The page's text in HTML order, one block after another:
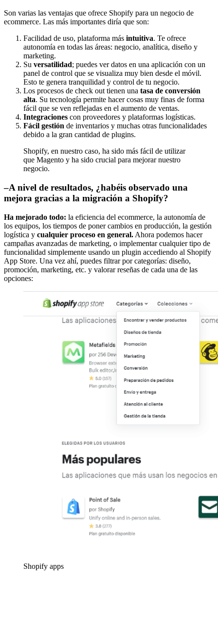
Son varias las ventajas que ofrece Shopify para un negocio de
ecommerce. Las más importantes diría que son:
Facilidad de uso, plataforma más intuitiva. Te ofrece
autonomía en todas las áreas: negocio, analítica, diseño y
marketing.
Su versatilidad; puedes ver datos en una aplicación con un
panel de control que se visualiza muy bien desde el móvil.
Esto te genera tranquilidad y control de tu negocio.
Los procesos de check out tienen una tasa de conversión
alta. Su tecnología permite hacer cosas muy finas de forma
fácil que se ven reflejadas en el aumento de ventas.
Integraciones con proveedores y plataformas logísticas.
Fácil gestión de inventarios y muchas otras funcionalidades
debido a la gran cantidad de plugins.
Shopify, en nuestro caso, ha sido más fácil de utilizar
que Magento y ha sido crucial para mejorar nuestro
negocio.
–A nivel de resultados, ¿habéis observado una
mejora gracias a la migración a Shopify?
Ha mejorado todo: la eficiencia del ecommerce, la autonomía de
los equipos, los tiempos de poner cambios en producción, la gestión
logística y cualquier proceso en general. Ahora podemos hacer
campañas avanzadas de marketing, o implementar cualquier tipo de
funcionalidad simplemente usando un plugin accediendo al Shopify
App Store. Una vez ahí, puedes filtrar por categorías: diseño,
promoción, marketing, etc. y valorar reseñas de cada una de las
opciones:
Shopify apps